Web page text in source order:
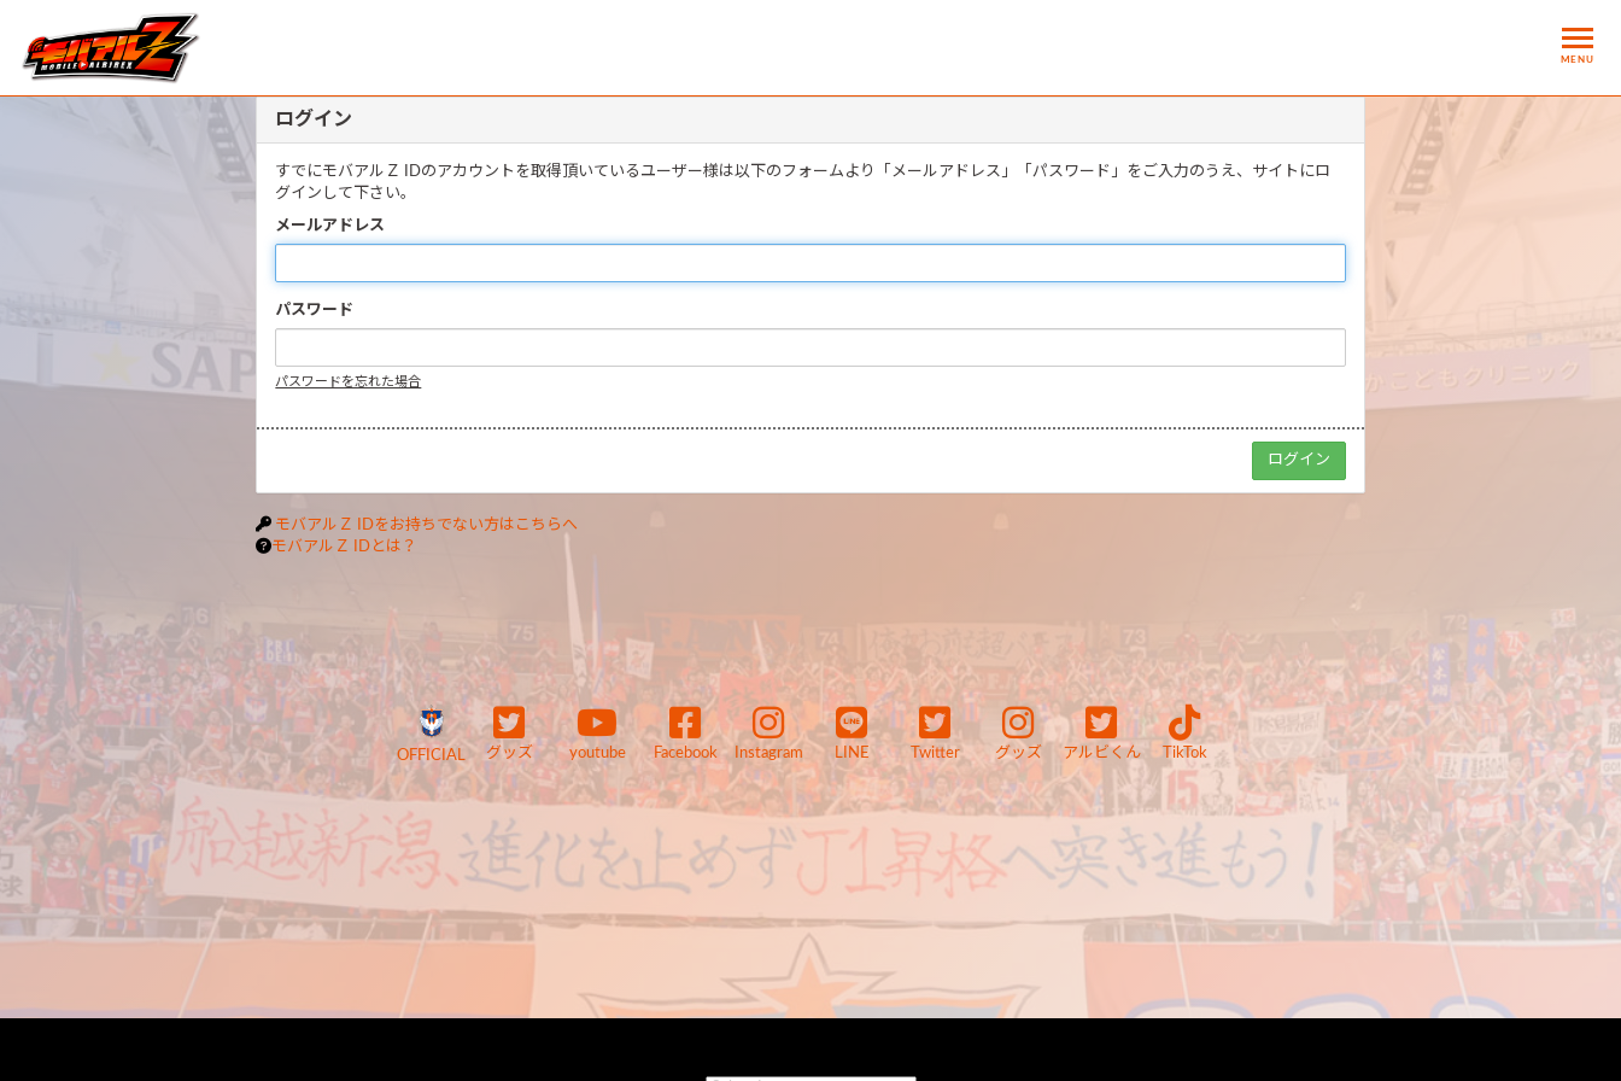
MENU
ログイン
すでにモバアルＺ IDのアカウントを取得頂いているユーザー様は以下のフォームより「メールアドレス」「パスワード」をご入力のうえ、サイトにロ
グインして下さい。
メールアドレス
パスワード
パスワードを忘れた場合
モバアルＺ IDをお持ちでない方はこちらへ
モバアルＺ IDとは？
OFFICIAL グッズ youtube Facebook Instagram LINE Twitter グッズ アルビくん TikTok